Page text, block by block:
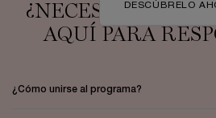
DESCÚBRELO
¿NECESITAS
AQUÍ PARA
¿Cómo unirse al programa?